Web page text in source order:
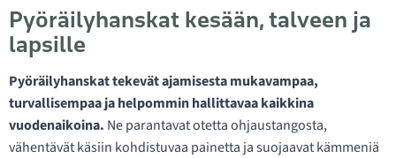
Pyöräilyhanskat kesään, talveen ja
lapsille
Pyöräilyhanskat tekevät ajamisesta mukavampaa,
turvallisempaa ja helpommin hallittavaa kaikkina
vuodenaikoina. Ne parantavat otetta ohjaustangosta,
vähentävät käsiin kohdistuvaa painetta ja suojaavat kämmeniä